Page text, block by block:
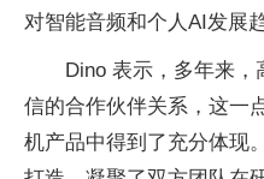
对智能音频和个人AI发展
Dino 表示，多年来
信的合作伙伴关系，这一
机产品中得到了充分体现